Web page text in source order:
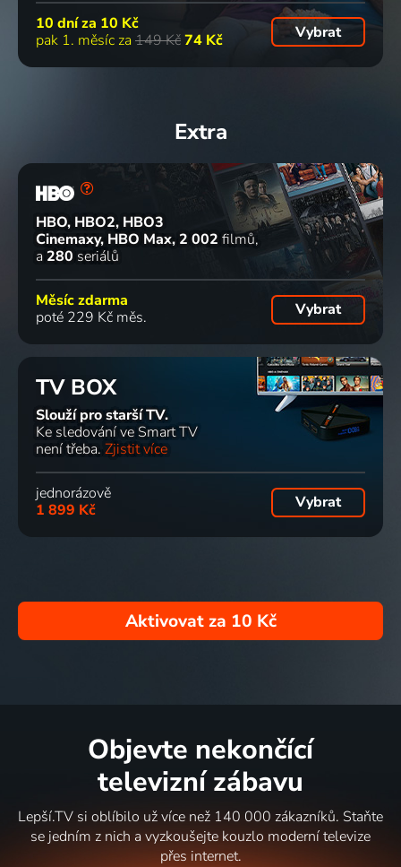
10 dní za 10 Kč
pak 1. měsíc za 149 Kč74 Kč Vybrat
Extra
HBO, HBO2, HBO3
Cinemaxy, HBO Max 2 002 filmů
a 280 seriálů
Měsíc zdarma
poté 229 Kč měs.
Vybrat
TV BOX
Slouží pro starší TV.
Ke sledování ve Smart TV
není třeba. Zjistit více
jednorázově
1 899 Kč
Vybrat
Aktivovat za 10 Kč
Objevte nekončící
televizní zábavu
Lepší.TV si oblíbilo už více než 140 000 zákazníků. Staňte
se jedním z nich a vyzkoušejte kouzlo moderní televize
přes internet.